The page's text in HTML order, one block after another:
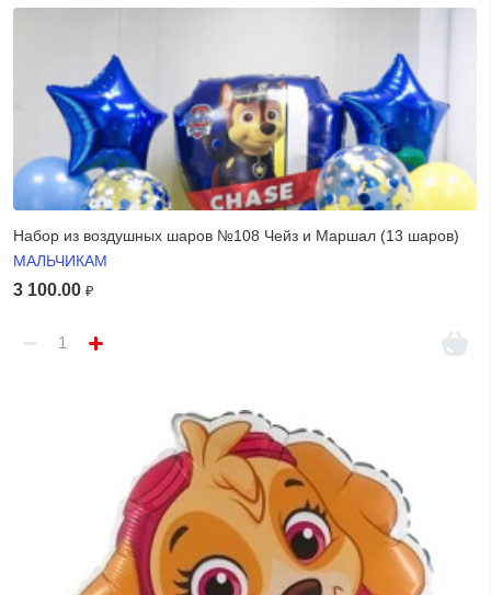
Набор из воздушных шаров №108 Чейз и Маршал (13 шаров)
МАЛЬЧИКАМ
3 100.00 ₽